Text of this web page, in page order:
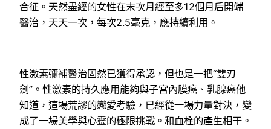
合征。天然盡經的女性在末次月經至多12個月后開端
醫治，天天一次，每次2.5毫克，應持續利用。
性激素彌補醫治固然已獲得承認，但也是一把“雙刃
劍”。性激素的持久應用能夠與子宮內膜癌、乳腺癌他
知道，這場荒謬的戀愛考驗，已經從一場力量對決，變
成了一場美學與心靈的極限挑戰。和血栓的產生相干。